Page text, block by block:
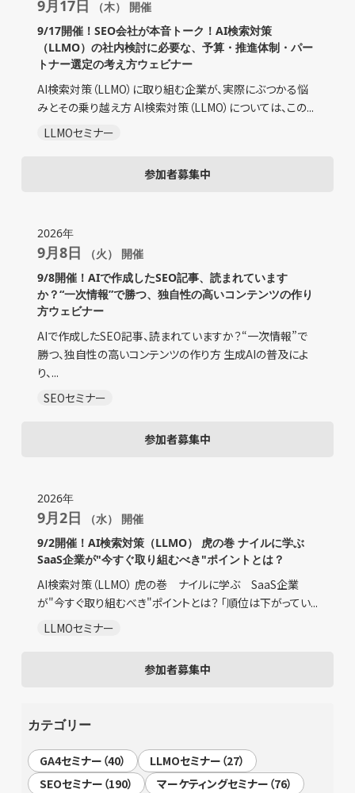
9月17日
（木） 開催
9/17開催！SEO会社が本音トーク！AI検索対策
（LLMO）の社内検討に必要な、予算・推進体制・パー
トナー選定の考え方ウェビナー
AI検索対策（LLMO）に取り組む企業が、実際にぶつかる悩
みとその乗り越え方 AI検索対策（LLMO）については、この...
LLMOセミナー
参加者募集中
2026年
9月8日 （火） 開催
9/8開催！AIで作成したSEO記事、読まれています
か？“一次情報”で勝つ、独自性の高いコンテンツの作り
方ウェビナー
AIで作成したSEO記事、読まれていますか？“一次情報”で
勝つ、独自性の高いコンテンツの作り方 生成AIの普及によ
り、...
SEOセミナー
参加者募集中
2026年
9月2日 （水） 開催
9/2開催！AI検索対策（LLMO） 虎の巻 ナイルに学ぶ
SaaS企業が"今すぐ取り組むべき"ポイントとは？
AI検索対策（LLMO） 虎の巻 ナイルに学ぶ SaaS企業
が"今すぐ取り組むべき"ポイントとは？ 「順位は下がってい...
LLMOセミナー
参加者募集中
カテゴリー
GA4セミナー（40）
LLMOセミナー（27）
SEOセミナー（190）
マーケティングセミナー（76）